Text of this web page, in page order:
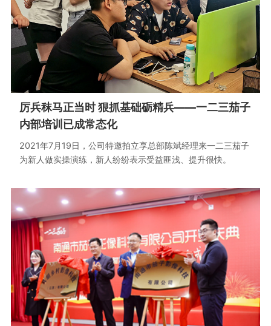
厉兵秣马正当时 狠抓基础砺精兵——一二三茄子
内部培训已成常态化
2021年7月19日，公司特邀拍立享总部陈斌经理来一二三茄子
为新人做实操演练，新人纷纷表示受益匪浅、提升很快。